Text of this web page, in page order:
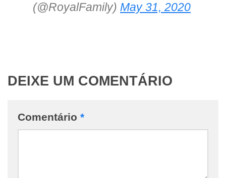
(@RoyalFamily) May 31, 2020
DEIXE UM COMENTÁRIO
Comentário *